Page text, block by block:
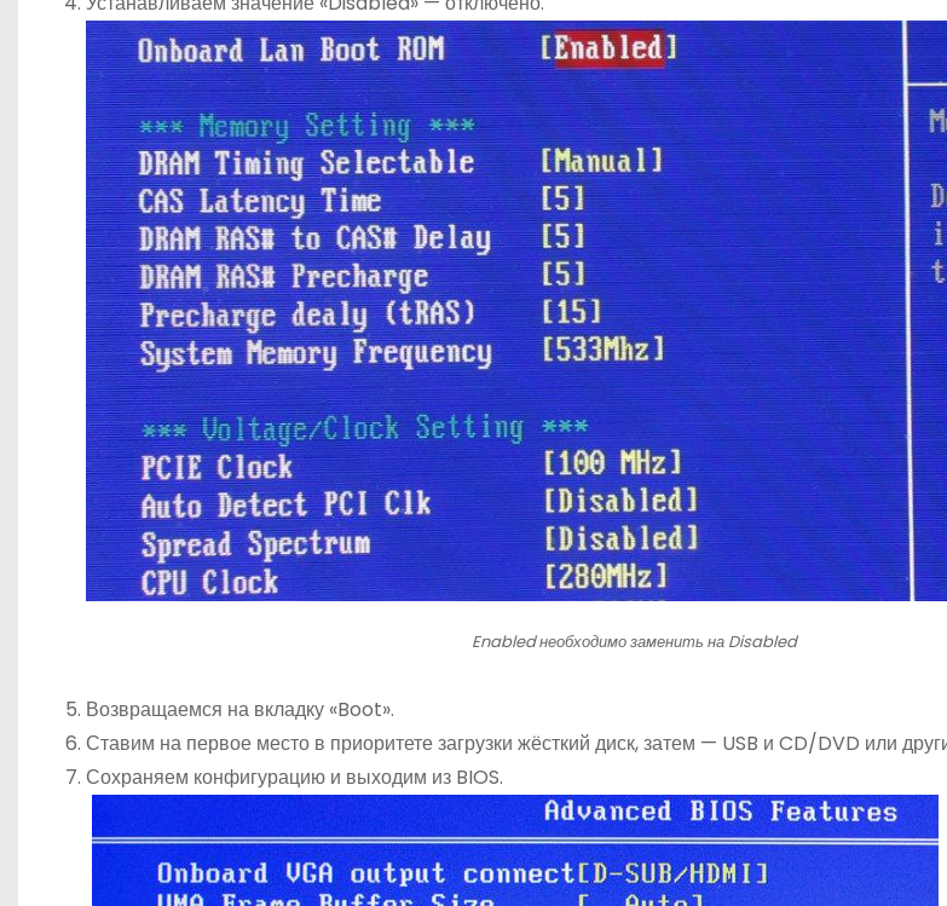
Enabled необходимо заменить на Disabled
Возвращаемся на вкладку «Boot».
Ставим на первое место в приоритете загрузки жёсткий диск, затем — USB и CD/DVD или
Сохраняем конфигурацию и выходим из BIOS.